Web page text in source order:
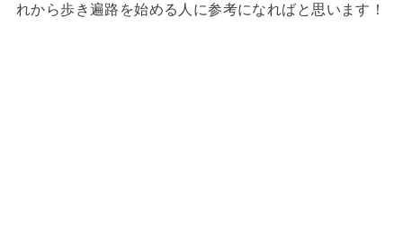
れから歩き遍路を始める人に参考になればと思います！